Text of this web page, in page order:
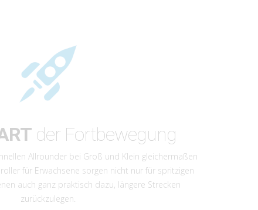
der Fortbewegung
Allrounder bei Groß und Klein gleichermaßen
für Erwachsene sorgen nicht nur für spritzigen
auch ganz praktisch dazu, längere Strecken
zurückzulegen.